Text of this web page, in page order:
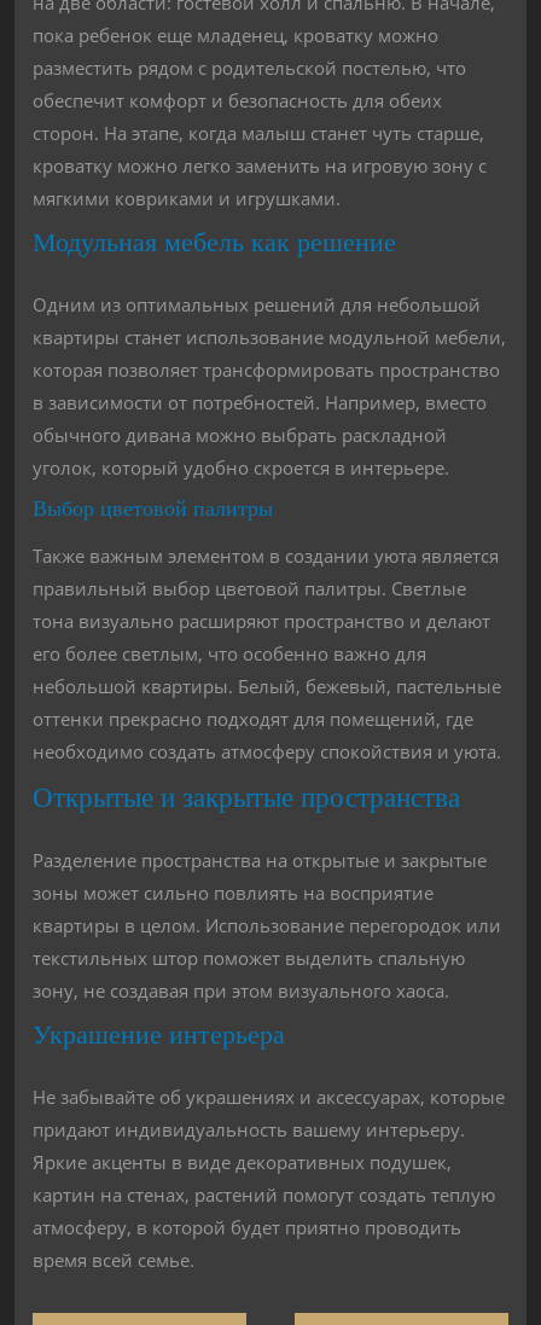
пока ребенок еще младенец, кроватку можно
разместить рядом с родительской постелью, что
обеспечит комфорт и безопасность для обеих
сторон. На этапе, когда малыш станет чуть старше,
кроватку можно легко заменить на игровую зону с
мягкими ковриками и игрушками.
Модульная мебель как решение
Одним из оптимальных решений для небольшой
квартиры станет использование модульной мебели,
которая позволяет трансформировать пространство
в зависимости от потребностей. Например, вместо
обычного дивана можно выбрать раскладной
уголок, который удобно скроется в интерьере.
Выбор цветовой палитры
Также важным элементом в создании уюта является
правильный выбор цветовой палитры. Светлые
тона визуально расширяют пространство и делают
его более светлым, что особенно важно для
небольшой квартиры. Белый, бежевый, пастельные
оттенки прекрасно подходят для помещений, где
необходимо создать атмосферу спокойствия и уюта.
Открытые и закрытые пространства
Разделение пространства на открытые и закрытые
зоны может сильно повлиять на восприятие
квартиры в целом. Использование перегородок или
текстильных штор поможет выделить спальную
зону, не создавая при этом визуального хаоса.
Украшение интерьера
Не забывайте об украшениях и аксессуарах, которые
придают индивидуальность вашему интерьеру.
Яркие акценты в виде декоративных подушек,
картин на стенах, растений помогут создать теплую
атмосферу, в которой будет приятно проводить
время всей семье.